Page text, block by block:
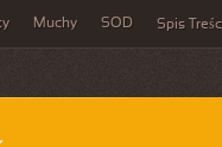
Muchy SOD Spis